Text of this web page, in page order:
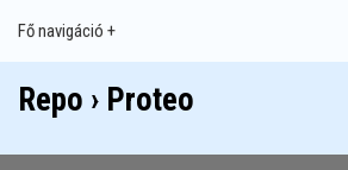
Main
navigation
Fő navigáció +
Index
Publikációk
Szakdolgozatok
Képek
Szerzők
Repo › Proteo